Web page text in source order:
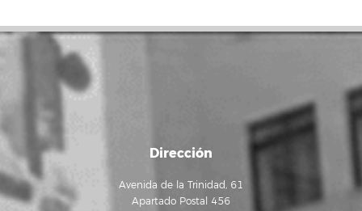
Dirección
Avenida de la Trinidad, 61
Apartado Postal 456